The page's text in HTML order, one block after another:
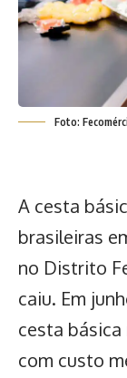
Foto:
A cesta
brasileiras
no Distrito
caiu. Em
cesta básica
com custo